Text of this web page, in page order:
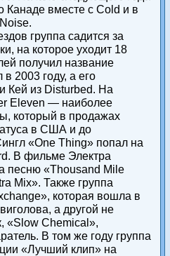
Канаде вместе с Cold и в
группа садится за
на которое уходит 18
получил название
2003 году, а его
Кей из Disturbed. На
Eleven — наиболее
который в продажах
в США и до
«One Thing» попал на
В фильме Электра
песню «Thousand Mile
Mix». Также группа
которая вошла в
а другой не
«Slow Chemical»,
В том же году группа
«Лучший клип» на